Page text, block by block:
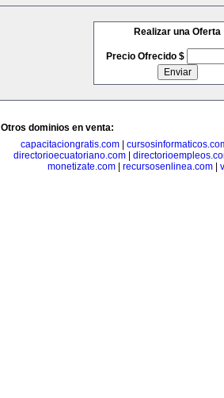
Realizar una Oferta
Precio Ofrecido $
Otros dominios en venta:
capacitaciongratis.com|
directorioecuatoriano.com
monetizate.com
recursosenlinea.com